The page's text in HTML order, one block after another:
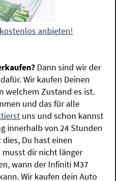
anbieten!
Dann sind wir der
Wir kaufen Deinen
welchem Zustand es ist.
und das für alle
uns und schon kannst
innerhalb von 24 Stunden
Du hast einen
dir nicht länger
wann der Infiniti M37
Wir kaufen dein Auto